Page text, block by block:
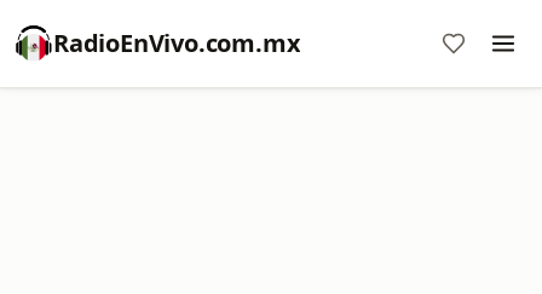
RadioEnVivo.com.mx